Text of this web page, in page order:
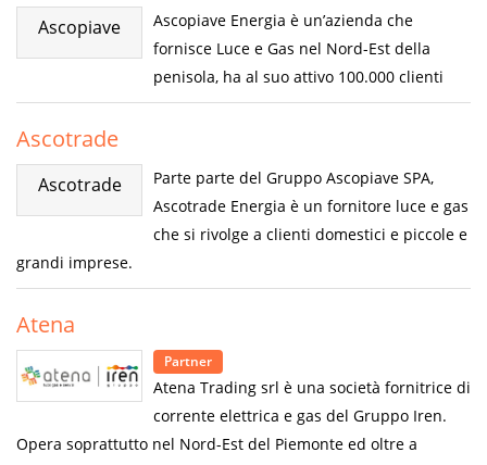
Ascopiave
Ascopiave Energia è un’azienda che
fornisce Luce e Gas nel Nord-Est della
penisola, ha al suo attivo 100.000 clienti
Ascotrade
Ascotrade
Parte parte del Gruppo Ascopiave SPA,
Ascotrade Energia è un fornitore luce e gas
che si rivolge a clienti domestici e piccole e
grandi imprese.
Atena
Partner
Atena Trading srl è una società fornitrice di
corrente elettrica e gas del Gruppo Iren.
Opera soprattutto nel Nord-Est del Piemonte ed oltre a